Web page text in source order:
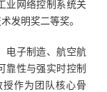
业网络控制系统关
发明奖二等奖。
电子制造、航空航
靠性与强实时控制
作为团队核心骨